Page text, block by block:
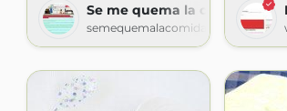
Se me quema la comida
semequemalacomida.blogspot.com